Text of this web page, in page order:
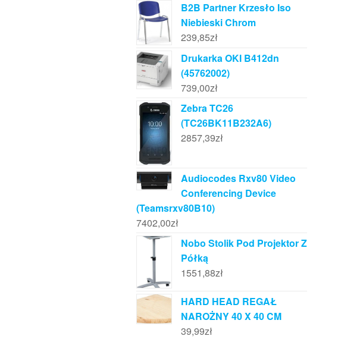
B2B Partner Krzesło Iso
Niebieski Chrom
239,85zł
Drukarka OKI B412dn
(45762002)
739,00zł
Zebra TC26
(TC26BK11B232A6)
2857,39zł
Audiocodes Rxv80 Video
Conferencing Device
(Teamsrxv80B10)
7402,00zł
Nobo Stolik Pod Projektor Z
Półką
1551,88zł
HARD HEAD REGAŁ
NAROŻNY 40 X 40 CM
39,99zł